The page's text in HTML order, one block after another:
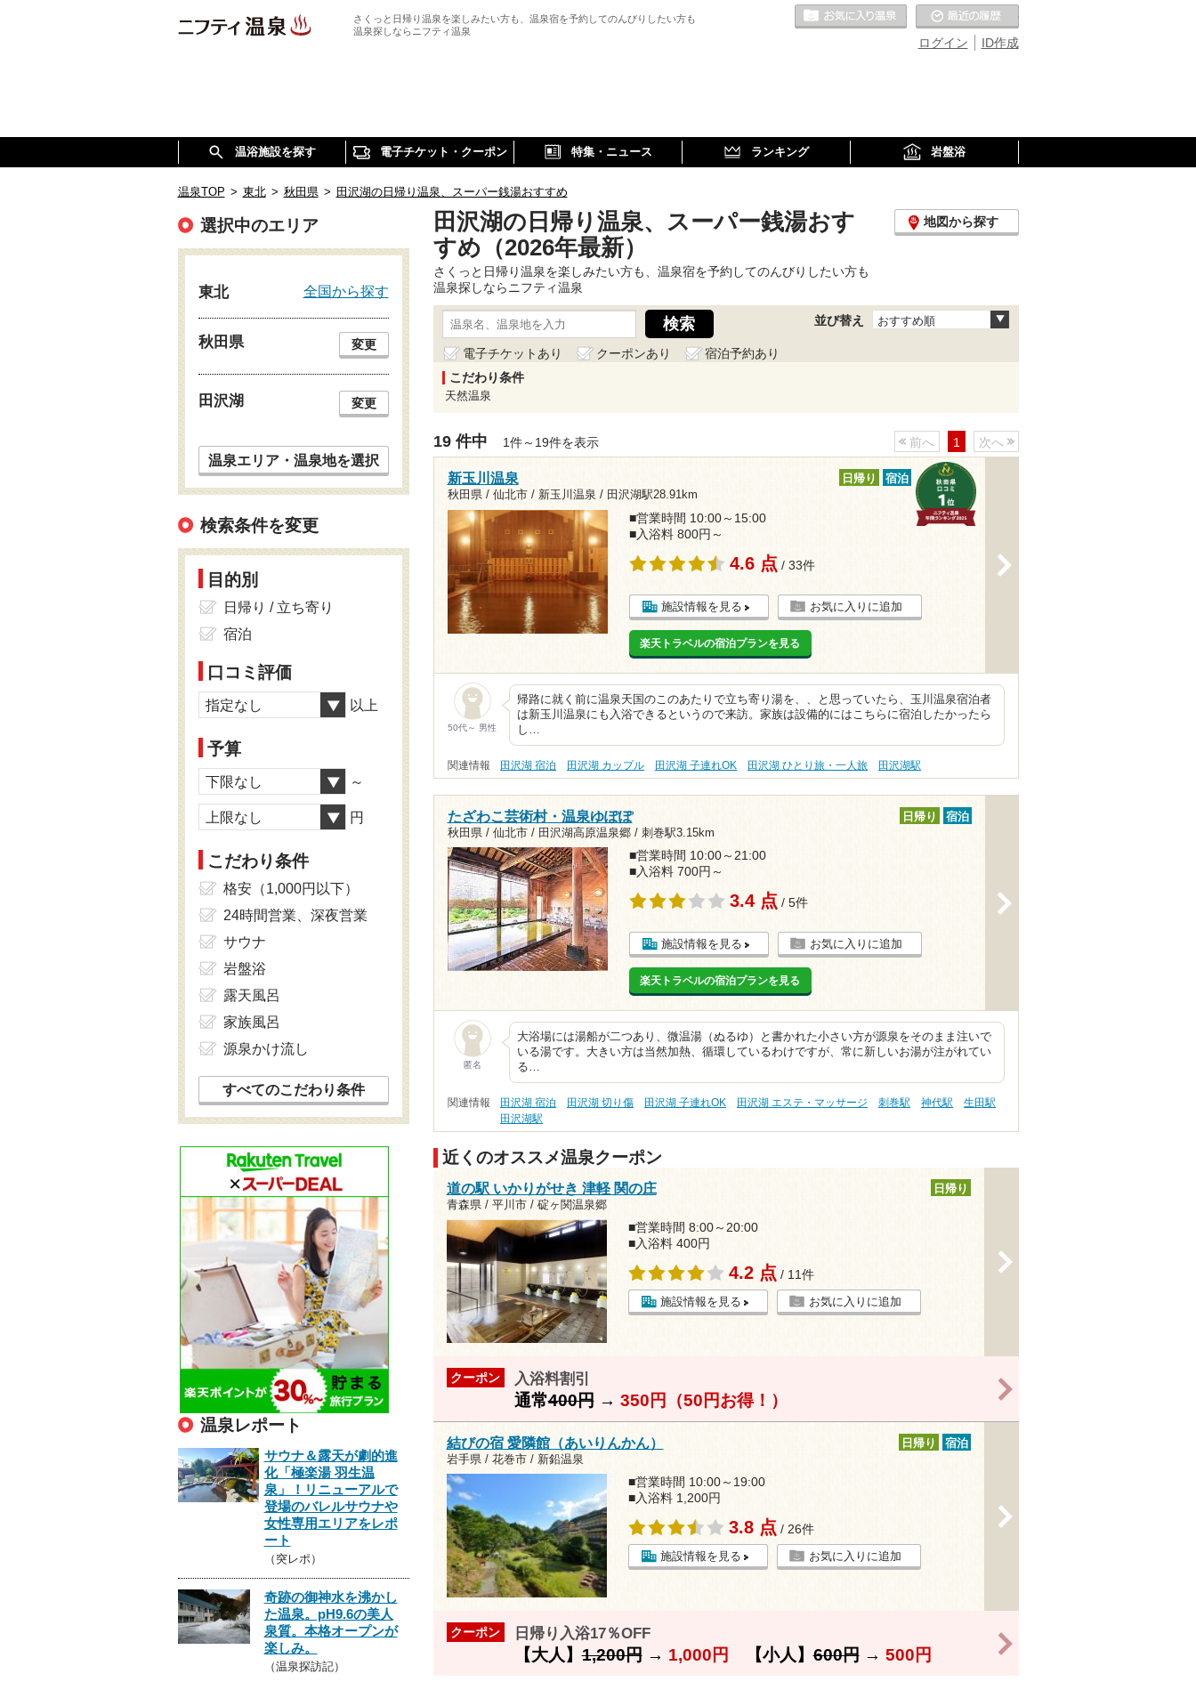
さくっと日帰り温泉を楽しみたい方も、温泉宿を予約してのんびりしたい方も
温泉探しならニフティ温泉
ID作成
ログイン
お気に入りの温泉
温浴施設を探す 電子チケット・クーポン 特集・ニュース ランキング 岩盤浴
温泉TOP > 東北 > 秋田県 > 田沢湖の日帰り温泉、スーパー銭湯おすすめ
田沢湖の日帰り温泉、スーパー銭湯おす
すめ（2026年最新）
地図から探す
さくっと日帰り温泉を楽しみたい方も、温泉宿を予約してのんびりしたい方も
温泉探しならニフティ温泉
並び替え おすすめ順
電子チケットあり クーポンあり
宿泊予約あり
こだわり条件
天然温泉
19 件中 1件～19件を表示 前へ 1 次へ
新玉川温泉
秋田県 / 仙北市 / 新玉川温泉 / 田沢湖駅28.91km
日帰り 宿泊
■営業時間 10:00～15:00
■入浴料 800円～
4.6 点 / 33件
施設情報を見る お気に入りに追加
楽天トラベルの宿泊プランを見る
50代～ 男性
帰路に就く前に温泉天国のこのあたりで立ち寄り湯を、、と思っていたら、玉川温泉宿泊者
は新玉川温泉にも入浴できるというので来訪。家族は設備的にはこちらに宿泊したかったら
し…
関連情報 田沢湖 宿泊 田沢湖 カップル 田沢湖 子連れOK 田沢湖 ひとり旅・一人旅 田沢湖駅
たざわこ芸術村・温泉ゆぽぽ
秋田県 / 仙北市 / 田沢湖高原温泉郷 / 刺巻駅3.15km
日帰り 宿泊
■営業時間 10:00～21:00
■入浴料 700円～
3.4 点 / 5件
施設情報を見る お気に入りに追加
楽天トラベルの宿泊プランを見る
匿名
大浴場には湯船が二つあり、微温湯（ぬるゆ）と書かれた小さい方が源泉をそのまま注いで
いる湯です。大きい方は当然加熱、循環しているわけですが、常に新しいお湯が注がれてい
る…
関連情報 田沢湖 宿泊 田沢湖 切り傷 田沢湖 子連れOK 田沢湖 エステ・マッサージ 刺巻駅 神代駅
生田駅
田沢湖駅
近くのオススメ温泉クーポン
道の駅 いかりがせき 津軽 関の庄
青森県 / 平川市 / 碇ヶ関温泉郷
日帰り
■営業時間 8:00～20:00
■入浴料 400円
4.2 点 / 11件
施設情報を見る お気に入りに追加
クーポン 入浴料割引
通常400円→ 350円（50円お得！）
結びの宿 愛隣館（あいりんかん）
岩手県 / 花巻市 / 新鉛温泉
日帰り 宿泊
■営業時間 10:00～19:00
■入浴料 1,200円
3.8 点 / 26件
施設情報を見る お気に入りに追加
クーポン 日帰り入浴17％OFF
【大人】1,200円→ 1,000円 【小人】600円→ 500円
選択中のエリア
東北 全国から探す
秋田県 変更
田沢湖 変更
温泉エリア・温泉地を選択
検索条件を変更
目的別
日帰り / 立ち寄り
宿泊
口コミ評価
指定なし 以上
予算
下限なし ～
上限なし 円
こだわり条件
格安（1,000円以下）
24時間営業、深夜営業
サウナ
岩盤浴
露天風呂
家族風呂
源泉かけ流し
すべてのこだわり条件
温泉レポート
サウナ＆露天が劇的進
化「極楽湯 羽生温
泉」！リニューアルで
登場のバレルサウナや
女性専用エリアをレポ
ート
（突レポ）
奇跡の御神水を沸かし
た温泉。pH9.6の美人
泉質。本格オープンが
楽しみ。
（温泉探訪記）